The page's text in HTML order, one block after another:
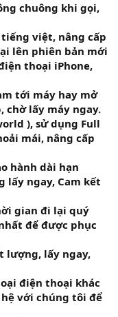
chuông khi gọi,
việt, nâng cấp
lên phiên bản mới
thoại iPhone,
tới máy hay mở
chờ lấy máy ngay.
), sử dụng Full
mái, nâng cấp
hành dài hạn
lấy ngay, Cam kết
gian đi lại quý
để được phục
lượng, lấy ngay,
điện thoại khác
với chúng tôi để